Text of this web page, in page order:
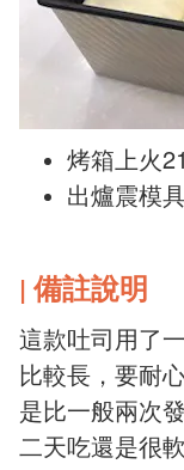
烤箱上火
出爐震模
| 備註說明
這款吐司用了
比較長，要耐
是比一般兩次
二天吃還是很